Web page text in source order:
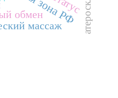
массаж
обмен